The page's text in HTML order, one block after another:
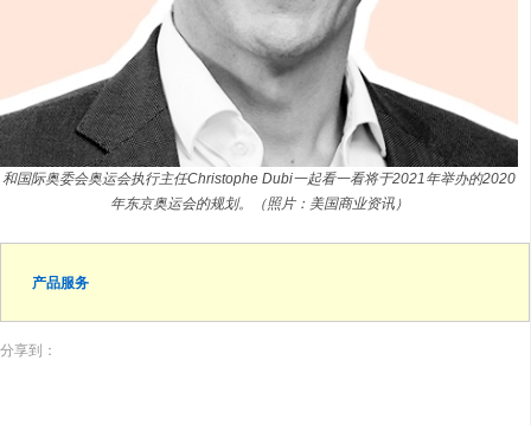
和国际奥委会奥运会执行主任Christophe Dubi一起看一看将于2021年举办的2020
年东京奥运会的规划。（照片：美国商业资讯）
产品服务
分享到：